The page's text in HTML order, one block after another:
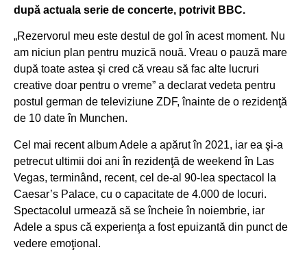
după actuala serie de concerte, potrivit BBC.
„Rezervorul meu este destul de gol în acest moment. Nu
am niciun plan pentru muzică nouă. Vreau o pauză mare
după toate astea şi cred că vreau să fac alte lucruri
creative doar pentru o vreme” a declarat vedeta pentru
postul german de televiziune ZDF, înainte de o rezidenţă
de 10 date în Munchen.
Cel mai recent album Adele a apărut în 2021, iar ea şi-a
petrecut ultimii doi ani în rezidenţă de weekend în Las
Vegas, terminând, recent, cel de-al 90-lea spectacol la
Caesar’s Palace, cu o capacitate de 4.000 de locuri.
Spectacolul urmează să se încheie în noiembrie, iar
Adele a spus că experienţa a fost epuizantă din punct de
vedere emoţional.